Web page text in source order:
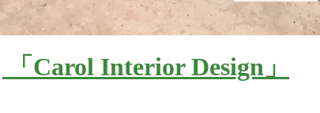
Carol Interior Design」